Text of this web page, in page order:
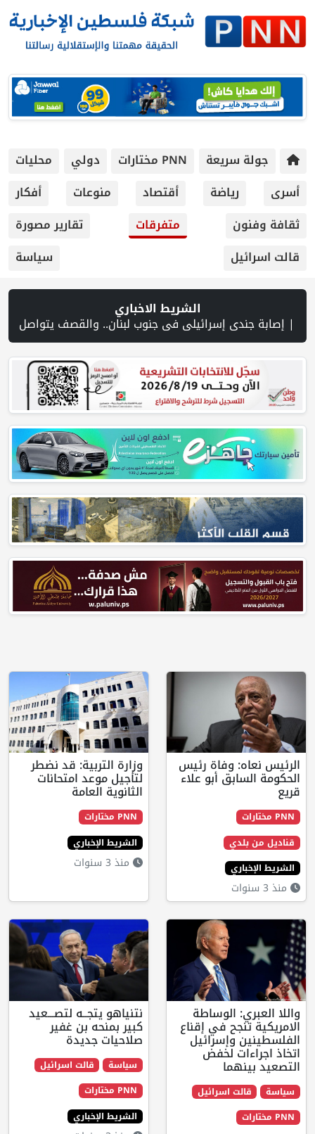
PNN مختارات دولي
محليات
رياضة
أقتصاد منوعات
أفكار
متفرقات
تقارير مصورة
الشريط الاخباري
الله | منظمة التحرير: منظمة إسرائيلية توفر دعمًا للمستوطنين المتهمين بجرائم ضد الفلسطينيين | فانس: نضغط على
وفاة رئيس
أبو علاء
وزارة التربية: قد نضطر
لتأجيل موعد امتحانات
الثانوية العامة
الشريط الإخباري
الوساطة
في إقناع
وإسرائيل
لخفض
اسرائيل
نتنياهو يتجــه لتصـــعيد
كبير بمنحه بن غفير
صلاحيات جديدة
سياسة
قالت اسرائيل
PNN مختارات
الشريط الإخباري